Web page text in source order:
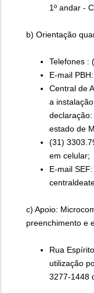
1º andar -
b) Orientação
Telefones :
E-mail
Central de
a
estado de
(31)
em celular;
E-mail SEF:
c) Apoio:
preenchimento e
Rua
utilização
3277-1448